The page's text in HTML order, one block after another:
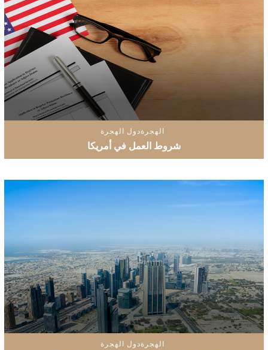
الهجرةدول الهجرة
شروط العمل في أمريكا
الهجرةدول الهجرة